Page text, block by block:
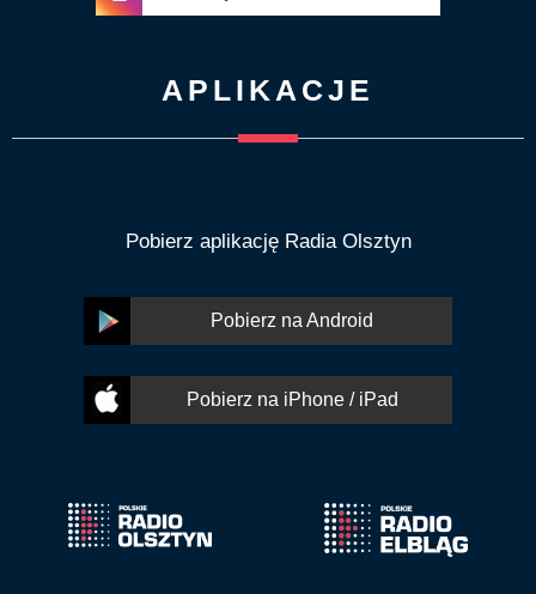
APLIKACJE
Pobierz aplikację Radia Olsztyn
Pobierz na Android
Pobierz na iPhone / iPad